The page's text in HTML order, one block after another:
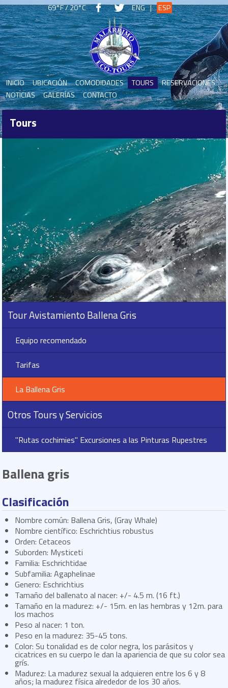
69°F / 20°C ENG | ESP
INICIO UBICACIÓN COMODIDADES TOURS
RESERVACIONES
NOTICIAS
GALERÍAS CONTACTO
Tours
Tour Avistamiento Ballena Gris
Equipo recomendado
Tarifas
La Ballena Gris
Otros Tours y Servicios
"Rutas cochimies" Excursiones a las Pinturas Rupestres
Ballena gris
Clasificación
Nombre común: Ballena Gris, (Gray Whale)
Nombre científico: Eschrichtius robustus
Orden: Cetaceos
Suborden: Mysticeti
Familia: Eschrichtidae
Subfamilia: Agaphelinae
Genero: Eschrichtius
Tamaño del ballenato al nacer: +/- 4.5 m. (16 ft.)
Tamaño en la madurez: +/- 15m. en las hembras y 12m. para
los machos
Peso al nacer: 1 ton.
Peso en la madurez: 35-45 tons.
Color: Su tonalidad es de color negra, los parásitos y
cicatrices en su cuerpo le dan la apariencia de que su color sea
grís.
Madurez: La madurez sexual la adquieren entre los 6 y 8
años; la madurez física alrededor de los 30 años.